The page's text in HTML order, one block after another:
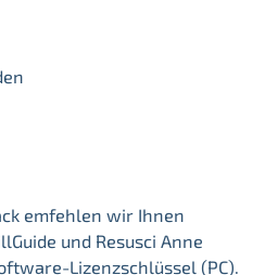
emfehlen wir Ihnen
und Resusci Anne
Lizenzschlüssel (PC).